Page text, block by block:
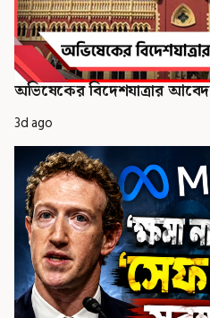
অভিষেকের বিদেশযাত্রার
3d ago